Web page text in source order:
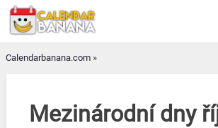
Skip
Calendarbanana.com »
Mezinárodní dny